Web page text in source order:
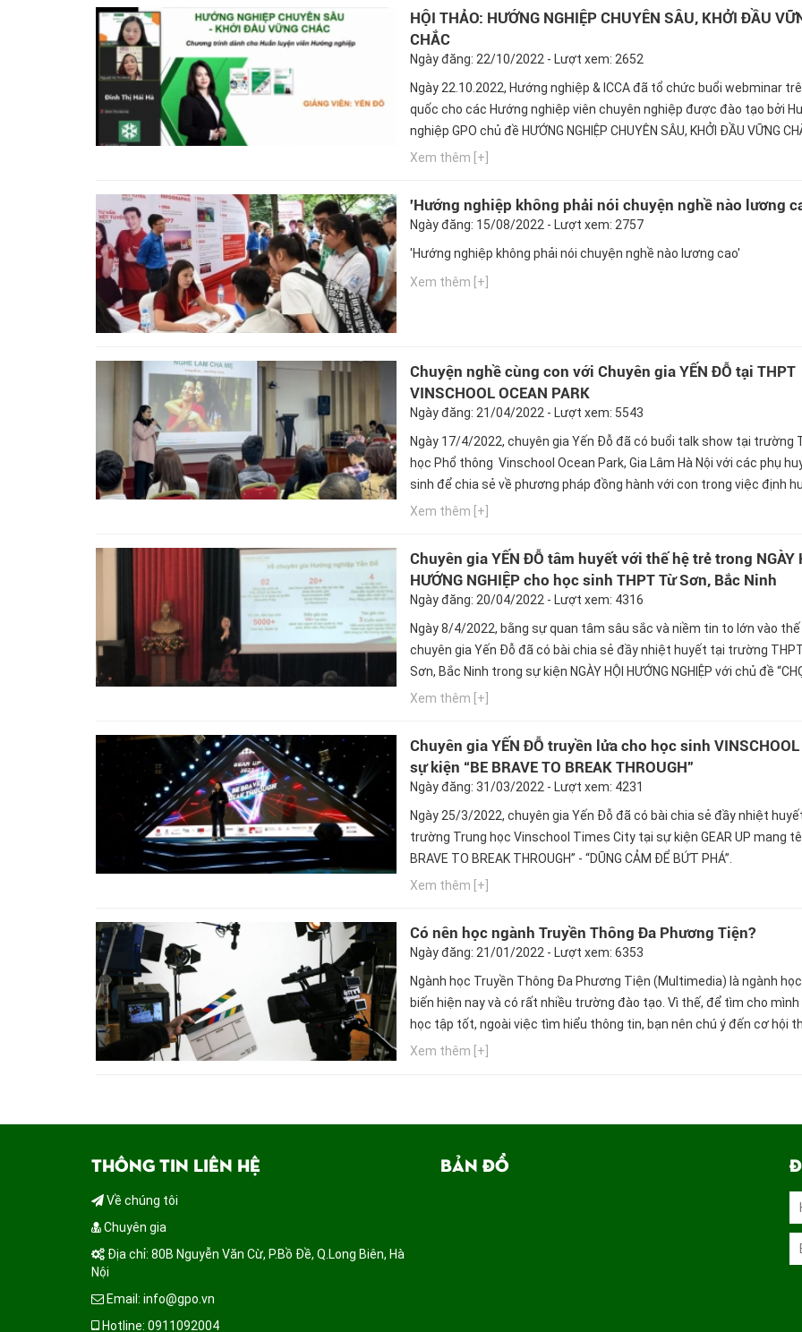
HỘI THẢO: HƯỚNG NGHIỆP CHUYÊN SÂU, KHỞI ĐẦU
CHẮC
Ngày đăng: 22/10/2022 - Lượt xem: 2652
Ngày 22.10.2022, Hướng nghiệp & ICCA đã tổ chức buổi webminar
quốc cho các Hướng nghiệp viên chuyên nghiệp được đào tạo bởi
nghiệp GPO chủ đề HƯỚNG NGHIỆP CHUYÊN SÂU, KHỞI ĐẦU VỮNG
Xem thêm [+]
'Hướng nghiệp không phải nói chuyện nghề nào lương
Ngày đăng: 15/08/2022 - Lượt xem: 2757
'Hướng nghiệp không phải nói chuyện nghề nào lương cao'
Xem thêm [+]
Chuyện nghề cùng con với Chuyên gia YẾN ĐỖ tại THPT
VINSCHOOL OCEAN PARK
Ngày đăng: 21/04/2022 - Lượt xem: 5543
Ngày 17/4/2022, chuyên gia Yến Đỗ đã có buổi talk show tại trường
học Phổ thông Vinschool Ocean Park, Gia Lâm Hà Nội với các phụ
sinh để chia sẻ về phương pháp đồng hành với con trong việc định
nghề nghiệp tương lai.
Xem thêm [+]
Chuyên gia YẾN ĐỖ tâm huyết với thế hệ trẻ trong NGÀY
HƯỚNG NGHIỆP cho học sinh THPT Từ Sơn, Bắc Ninh
Ngày đăng: 20/04/2022 - Lượt xem: 4316
Ngày 8/4/2022, bằng sự quan tâm sâu sắc và niềm tin to lớn vào
chuyên gia Yến Đỗ đã có bài chia sẻ đầy nhiệt huyết tại trường
Sơn, Bắc Ninh trong sự kiện NGÀY HỘI HƯỚNG NGHIỆP với chủ đề
ĐÚNG HƯỚNG NGHỀ, LÀM CHỦ TƯƠNG LAI”.
Xem thêm [+]
Chuyên gia YẾN ĐỖ truyền lửa cho học sinh
sự kiện “BE BRAVE TO BREAK THROUGH”
Ngày đăng: 31/03/2022 - Lượt xem: 4231
Ngày 25/3/2022, chuyên gia Yến Đỗ đã có bài chia sẻ đầy nhiệt
trường Trung học Vinschool Times City tại sự kiện GEAR UP mang
BRAVE TO BREAK THROUGH” - “DŨNG CẢM ĐỂ BỨT PHÁ”.
Xem thêm [+]
Có nên học ngành Truyền Thông Đa Phương Tiện?
Ngày đăng: 21/01/2022 - Lượt xem: 6353
Ngành học Truyền Thông Đa Phương Tiện (Multimedia) là ngành
biến hiện nay và có rất nhiều trường đào tạo. Vì thế, để tìm cho
học tập tốt, ngoài việc tìm hiểu thông tin, bạn nên chú ý đến cơ hội
hành, cơ hội nghề nghiệp của trường mà bạn chọn theo học. Ngay
Xem thêm [+]
THÔNG TIN LIÊN HỆ
Về chúng tôi
Chuyên gia
Địa chỉ: 80B Nguyễn Văn Cừ, P.Bồ Đề, Q.Long Biên, Hà
Nội
Email: info@gpo.vn
Hotline: 0911092004
BẢN ĐỒ